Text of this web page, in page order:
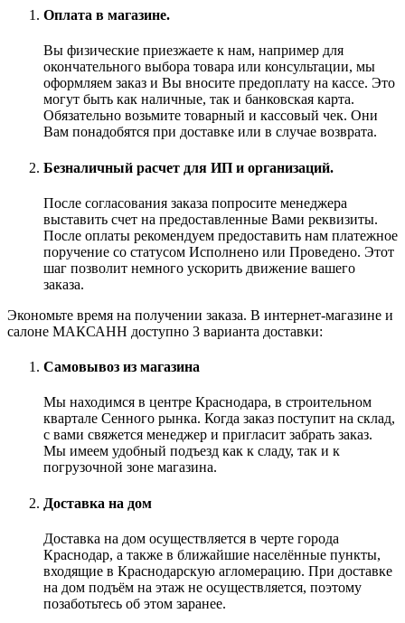
Оплата в магазине.
Вы физические приезжаете к нам, например для
окончательного выбора товара или консультации, мы
оформляем заказ и Вы вносите предоплату на кассе. Это
могут быть как наличные, так и банковская карта.
Обязательно возьмите товарный и кассовый чек. Они
Вам понадобятся при доставке или в случае возврата.
Безналичный расчет для ИП и организаций.
После согласования заказа попросите менеджера
выставить счет на предоставленные Вами реквизиты.
После оплаты рекомендуем предоставить нам платежное
поручение со статусом Исполнено или Проведено. Этот
шаг позволит немного ускорить движение вашего
заказа.
Экономьте время на получении заказа. В интернет-магазине и
салоне МАКСАНН доступно 3 варианта доставки:
Самовывоз из магазина
Мы находимся в центре Краснодара, в строительном
квартале Сенного рынка. Когда заказ поступит на склад,
с вами свяжется менеджер и пригласит забрать заказ.
Мы имеем удобный подъезд как к сладу, так и к
погрузочной зоне магазина.
Доставка на дом
Доставка на дом осуществляется в черте города
Краснодар, а также в ближайшие населённые пункты,
входящие в Краснодарскую агломерацию. При доставке
на дом подъём на этаж не осуществляется, поэтому
позаботьтесь об этом заранее.